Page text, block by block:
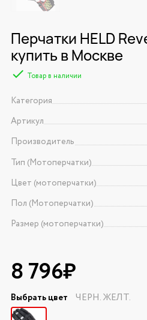
Перчатки HELD
купить в Москве
Товар в наличии
Категория
Артикул
Производитель
Тип (Мотоперчатки)
Цвет (мотоперчатки)
Пол (Мотоперчатки)
Размер (мотоперчатки)
8 796₽
Выбрать цвет ЧЕРН. ЖЕЛТ.